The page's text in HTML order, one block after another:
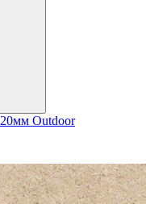
Outdoor